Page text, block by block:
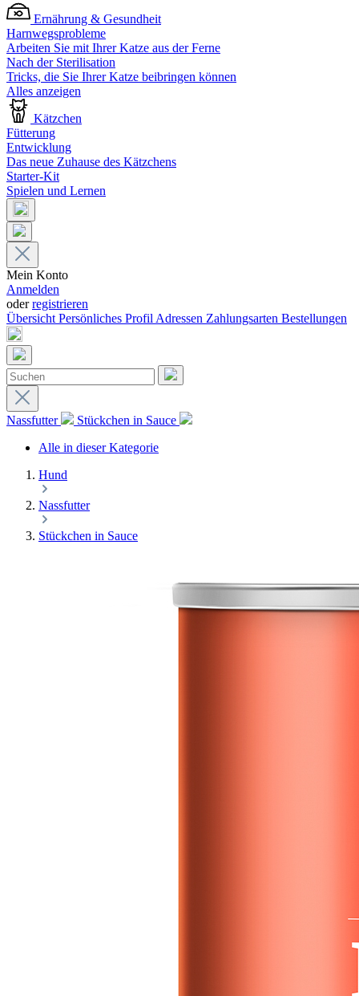
Ernährung & Gesundheit
Harnwegsprobleme
Arbeiten Sie mit Ihrer Katze aus der Ferne
Nach der Sterilisation
Tricks, die Sie Ihrer Katze beibringen können
Alles anzeigen
Kätzchen
Fütterung
Entwicklung
Das neue Zuhause des Kätzchens
Starter-Kit
Spielen und Lernen
Mein Konto
Anmelden
oderregistrieren
Übersicht Persönliches Profil Adressen Zahlungsarten Bestellungen
Nassfutter
Stückchen in Sauce
Alle in dieser Kategorie
Hund
Nassfutter
Stückchen in Sauce